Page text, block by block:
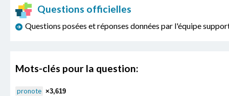
Questions officielles
Questions posées et réponses données par l'équipe
Mots-clés pour la question:
pronote ×3,619